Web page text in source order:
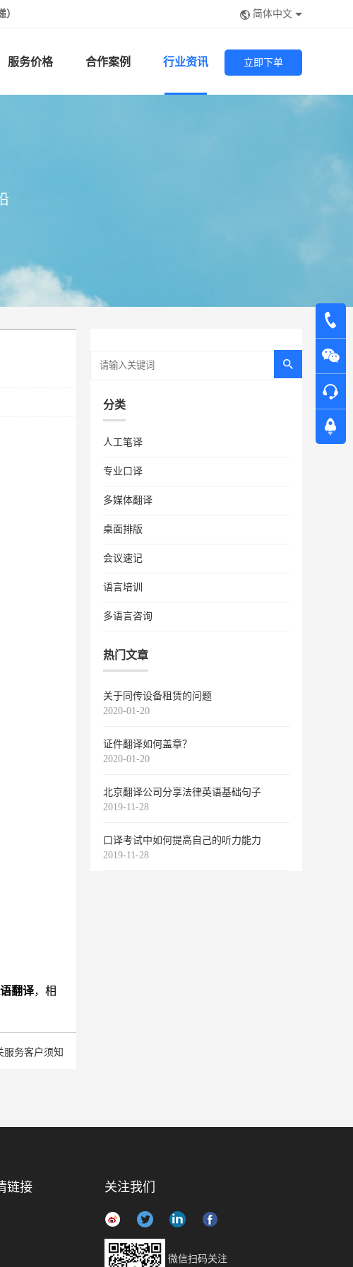
简体中文
服务价格 合作案例 行业资讯 立即下单
翻译，相
服务客户须知
分类
人工笔译
专业口译
多媒体翻译
桌面排版
会议速记
语言培训
多语言咨询
热门文章
关于同传设备租赁的问题
2020-01-20
证件翻译如何盖章？
2020-01-20
北京翻译公司分享法律英语基础句子
2019-11-28
口译考试中如何提高自己的听力能力
2019-11-28
链接 关注我们
微信扫码关注